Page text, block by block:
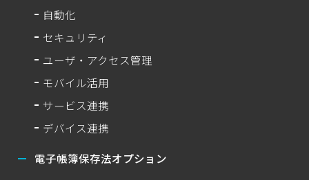
自動化
セキュリティ
ユーザ・アクセス管理
モバイル活用
サービス連携
デバイス連携
電子帳簿保存法オプション